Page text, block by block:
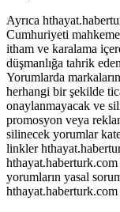
Ayrıca
Cumhuriyeti
itham ve karalama
düşmanlığa tahrik
Yorumlarda
herhangi bir şekilde
onaylanmayacak ve
promosyon veya
silinecek yorumlar
linkler
hthayat.haberturk.com
yorumların yasal